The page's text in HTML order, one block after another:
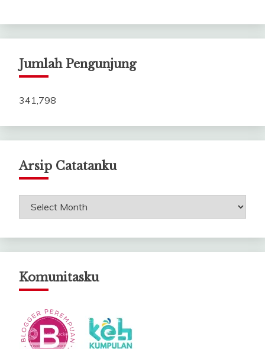
Jumlah Pengunjung
341,798
Arsip Catatanku
Arsip
Komunitasku